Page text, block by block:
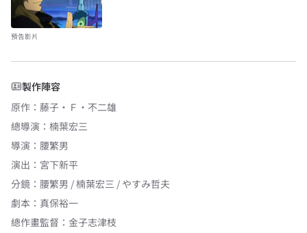
預告影片
製作陣容
原作 ： 藤子・Ｆ・不二雄
總導演 ： 楠葉宏三
導演 ： 腰繁男
演出 ： 宮下新平
分鏡 ： 腰繁男 / 楠葉宏三 / やすみ哲夫
劇本 ： 真保裕一
總作畫監督 ： 金子志津枝